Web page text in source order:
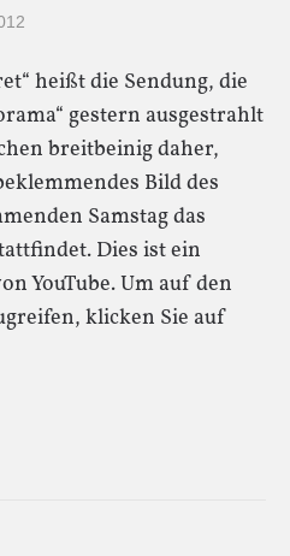
heißt die Sendung, die
gestern ausgestrahlt
breitbeinig daher,
Bild des
Samstag das
Dies ist ein
YouTube. Um auf den
klicken Sie auf